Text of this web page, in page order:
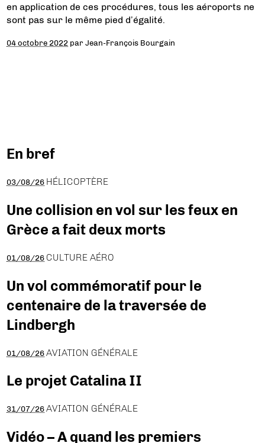
en application de ces procédures, tous les aéroports ne
sont pas sur le même pied d’égalité.
04 octobre 2022 parJean-François Bourgain
En bref
03/08/26 HÉLICOPTÈRE
Une collision en vol sur les feux en
Grèce a fait deux morts
01/08/26 CULTURE AÉRO
Un vol commémoratif pour le
centenaire de la traversée de
Lindbergh
01/08/26 AVIATION GÉNÉRALE
Le projet Catalina II
31/07/26 AVIATION GÉNÉRALE
Vidéo – A quand les premiers